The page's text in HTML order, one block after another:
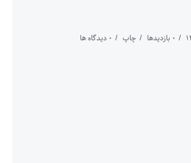
۰ بازدیدها چاپ ۰ دیدگاه ها